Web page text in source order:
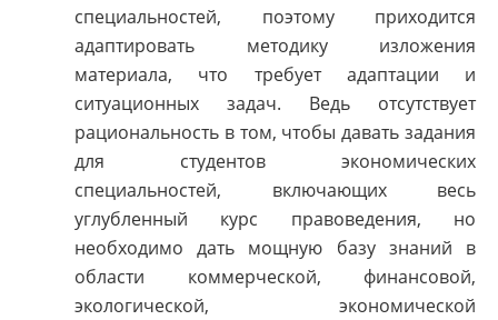
специальностей, поэтому приходится
адаптировать методику изложения
материала, что требует адаптации и
ситуационных задач. Ведь отсутствует
рациональность в том, чтобы давать задания
для студентов экономических
специальностей, включающих весь
углубленный курс правоведения, но
необходимо дать мощную базу знаний в
области коммерческой, финансовой,
экологической, экономической